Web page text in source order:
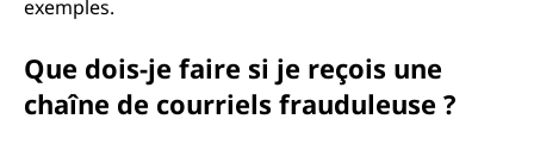
exemples.
Que dois-je faire si je reçois une
chaîne de courriels frauduleuse ?